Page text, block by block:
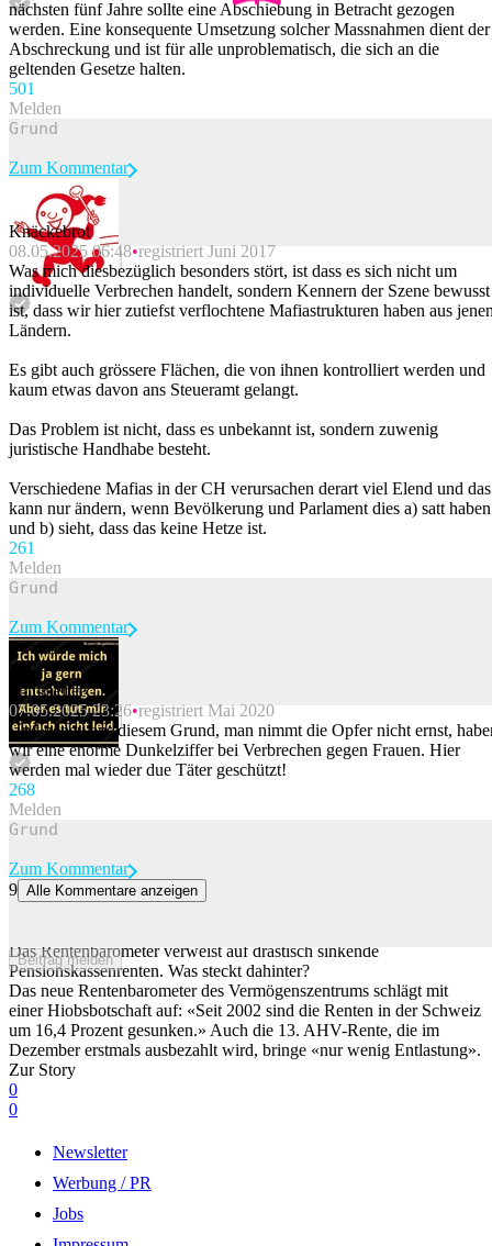
nächsten fünf Jahre sollte eine Abschiebung in Betracht gezogen
werden. Eine konsequente Umsetzung solcher Massnahmen dient der
Abschreckung und ist für alle unproblematisch, die sich an die
geltenden Gesetze halten.
501
Melden
Beitrag melden
Zum Kommentar
Knäckebrot
08.05.2025 06:48 registriert Juni 2017
Was mich diesbezüglich besonders stört, ist dass es sich nicht um
individuelle Verbrechen handelt, sondern Kennern der Szene bewusst
ist, dass wir hier zutiefst verflochtene Mafiastrukturen haben aus
Ländern.
Es gibt auch grössere Flächen, die von ihnen kontrolliert werden und
kaum etwas davon ans Steueramt gelangt.
Das Problem ist nicht, dass es unbekannt ist, sondern zuwenig
juristische Handhabe besteht.
Verschiedene Mafias in der CH verursachen derart viel Elend und das
kann nur ändern, wenn Bevölkerung und Parlament dies a) satt haben
und b) sieht, dass das keine Hetze ist.
261
Melden
Beitrag melden
Zum Kommentar
Pummelfee
07.05.2025 23:26 registriert Mai 2020
Und genau aus diesem Grund, man nimmt die Opfer nicht ernst,
wir eine enorme Dunkelziffer bei Verbrechen gegen Frauen. Hier
werden mal wieder due Täter geschützt!
268
Melden
Beitrag melden
Zum Kommentar
9 Alle Kommentare anzeigen
Das Rentenbarometer verweist auf drastisch sinkende
Pensionskassenrenten. Was steckt dahinter?
Das neue Rentenbarometer des Vermögenszentrums schlägt mit
einer Hiobsbotschaft auf: «Seit 2002 sind die Renten in der Schweiz
um 16,4 Prozent gesunken.» Auch die 13. AHV-Rente, die im
Dezember erstmals ausbezahlt wird, bringe «nur wenig Entlastung».
Zur Story
0
0
Newsletter
Werbung / PR
Jobs